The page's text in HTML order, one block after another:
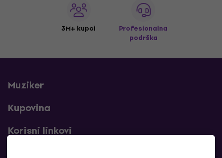
3M+ kupci
Profesionalna
podrška
Muziker
Kupovina
Korisni linkovi